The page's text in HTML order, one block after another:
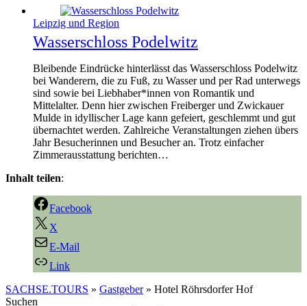
Leipzig und Region
Wasserschloss Podelwitz
Bleibende Eindrücke hinterlässt das Wasserschloss Podelwitz
bei Wanderern, die zu Fuß, zu Wasser und per Rad unterwegs
sind sowie bei Liebhaber*innen von Romantik und
Mittelalter. Denn hier zwischen Freiberger und Zwickauer
Mulde in idyllischer Lage kann gefeiert, geschlemmt und gut
übernachtet werden. Zahlreiche Veranstaltungen ziehen übers
Jahr Besucherinnen und Besucher an. Trotz einfacher
Zimmerausstattung berichten…
Inhalt teilen:
Facebook
X
E-Mail
Link
SACHSE.TOURS » Gastgeber» Hotel Röhrsdorfer Hof
Suchen